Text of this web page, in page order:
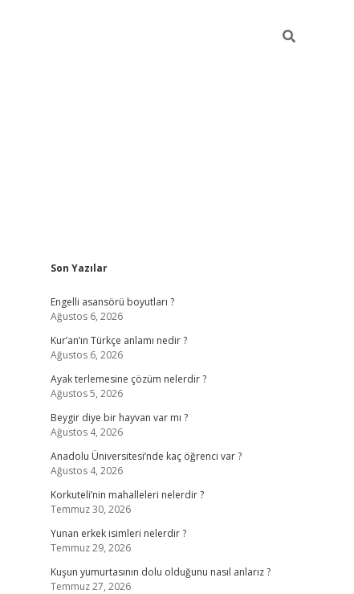
Sidebar
Son Yazılar
Engelli asansörü boyutları ?
Ağustos 6, 2026
Kur’an’ın Türkçe anlamı nedir ?
Ağustos 6, 2026
Ayak terlemesine çözüm nelerdir ?
Ağustos 5, 2026
Beygir diye bir hayvan var mı ?
Ağustos 4, 2026
Anadolu Üniversitesi’nde kaç öğrenci var ?
Ağustos 4, 2026
Korkuteli’nin mahalleleri nelerdir ?
Temmuz 30, 2026
Yunan erkek isimleri nelerdir ?
Temmuz 29, 2026
Kuşun yumurtasının dolu olduğunu nasıl anlarız ?
Temmuz 27, 2026